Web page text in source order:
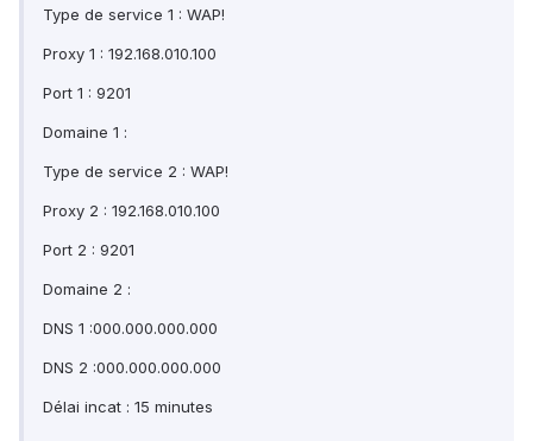
Type de service 1 : WAP!
Proxy 1 : 192.168.010.100
Port 1 : 9201
Domaine 1 :
Type de service 2 : WAP!
Proxy 2 : 192.168.010.100
Port 2 : 9201
Domaine 2 :
DNS 1 :000.000.000.000
DNS 2 :000.000.000.000
Délai incat : 15 minutes